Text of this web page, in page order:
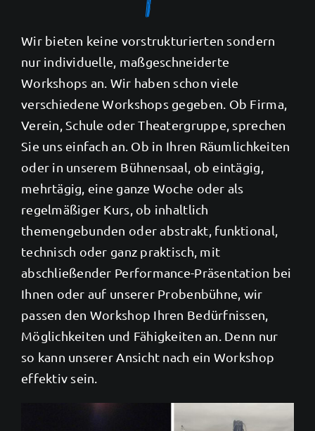
Wir bieten keine vorstrukturierten sondern
nur individuelle, maßgeschneiderte
Workshops an. Wir haben schon viele
verschiedene Workshops gegeben. Ob Firma,
Verein, Schule oder Theatergruppe, sprechen
Sie uns einfach an. Ob in Ihren Räumlichkeiten
oder in unserem Bühnensaal, ob eintägig,
mehrtägig, eine ganze Woche oder als
regelmäßiger Kurs, ob inhaltlich
themengebunden oder abstrakt, funktional,
technisch oder ganz praktisch, mit
abschließender Performance-Präsentation bei
Ihnen oder auf unserer Probenbühne, wir
passen den Workshop Ihren Bedürfnissen,
Möglichkeiten und Fähigkeiten an. Denn nur
so kann unserer Ansicht nach ein Workshop
effektiv sein.